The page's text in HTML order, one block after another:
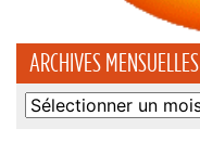
ARCHIVES MENSUELLES
Archives